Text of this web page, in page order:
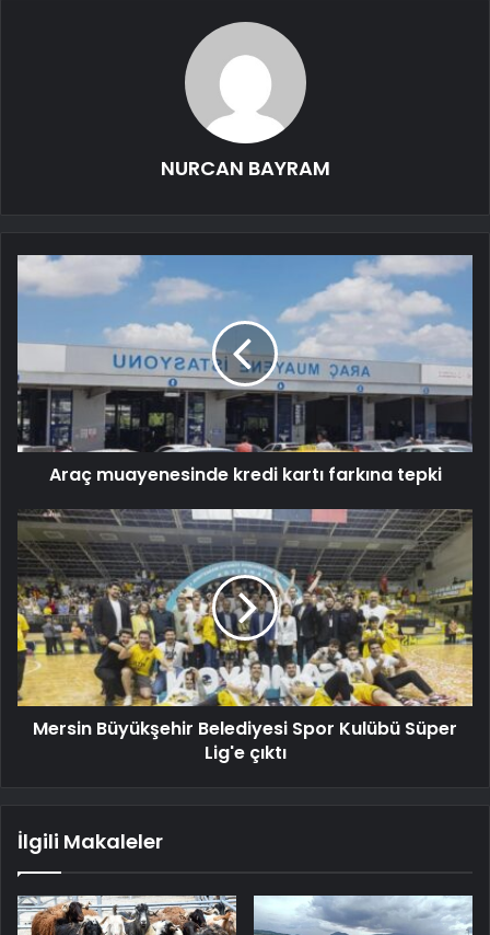
NURCAN BAYRAM
Araç muayenesinde kredi kartı farkına tepki
Mersin Büyükşehir Belediyesi Spor Kulübü Süper
Lig'e çıktı
İlgili Makaleler